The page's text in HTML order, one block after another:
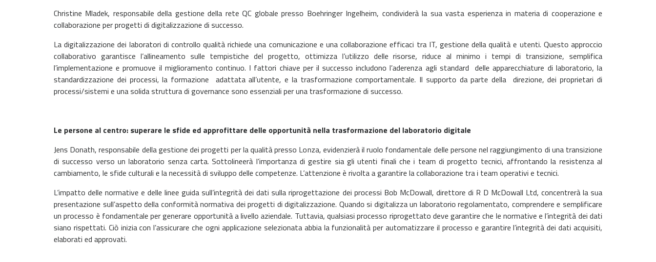
Christine Mladek, responsabile della gestione della rete QC globale presso Boehringer Ingelheim, condividerà la sua vasta esperienza in materia di cooperazione e
collaborazione per progetti di digitalizzazione di successo.
La digitalizzazione dei laboratori di controllo qualità richiede una comunicazione e unacollaborazione efficaci tra IT, gestione della qualità e utenti. Questo approccio
collaborativo garantisce l’allineamento sulle tempistiche del progetto, ottimizza l’utilizzo delle risorse,riduce al minimo i tempi di transizione, semplifica
l’implementazione e promuove il miglioramento continuo. I fattori chiave per il successo includono l’aderenza agli standarddelle apparecchiature di laboratorio, la
standardizzazione dei processi, la formazione adattata all’utente, e la trasformazione comportamentale. Il supporto da parte della direzione, dei proprietari di
processi/sistemi e una solida struttura di governance sono essenziali per una trasformazione di successo.
Le persone al centro: superare le sfide ed approfittare delle opportunità nella trasformazione del laboratorio digitale
Jens Donath, responsabile della gestione dei progetti per la qualità presso Lonza, evidenzieràil ruolo fondamentale delle persone nel raggiungimento di una transizione
di successo verso un laboratorio senza carta. Sottolineerà l’importanza di gestire sia gli utenti finali che i team di progetto tecnici, affrontando la resistenza al
cambiamento, le sfide culturali e la necessitàdi sviluppo delle competenze. L’attenzione è rivolta a garantire la collaborazione tra i team operativi e tecnici.
L’impatto delle normative e delle linee guida sull’integrità dei datisulla riprogettazione dei processi Bob McDowall, direttore di R D McDowall Ltd, concentrerà la sua
presentazione sull’aspettodella conformità normativa dei progetti di digitalizzazione. Quando si digitalizza un laboratorio regolamentato, comprendere e semplificare
un processo è fondamentale per generare opportunità a livello aziendale. Tuttavia, qualsiasi processo riprogettato deve garantire che le normative e l’integrità dei dati
siano rispettati. Ciò iniziacon l’assicurare che ogni applicazione selezionata abbia la funzionalità per automatizzare il processo e garantire l’integrità dei dati acquisiti,
elaborati ed approvati.